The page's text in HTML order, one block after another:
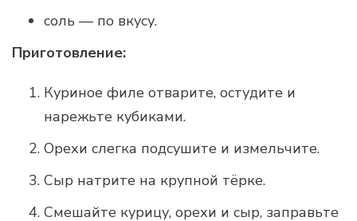
соль — по вкусу.
Приготовление:
Куриное филе отварите, остудите и
нарежьте кубиками.
Орехи слегка подсушите и измельчите.
Сыр натрите на крупной тёрке.
Смешайте курицу, орехи и сыр, заправьте